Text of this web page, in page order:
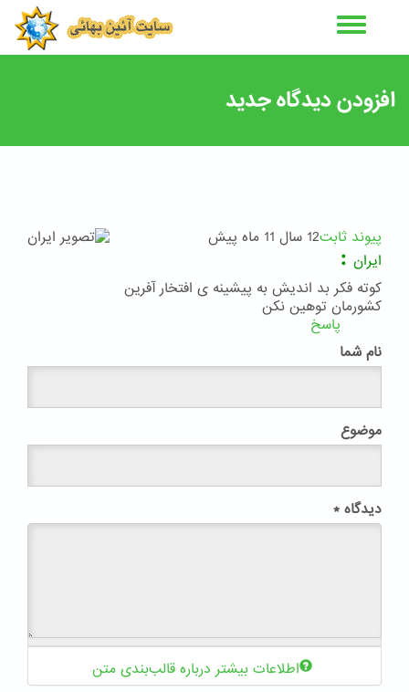
افزودن دیدگاه جدید
پیوند ثابت12 سال 11 ماه پیش
ایران :
کوته فکر بد اندیش به پیشینه ی افتخار آفرین
کشورمان توهین نکن
پاسخ
نام شما
موضوع
دیدگاه *
اطلاعات بیشتر درباره قالب‌بندی متن